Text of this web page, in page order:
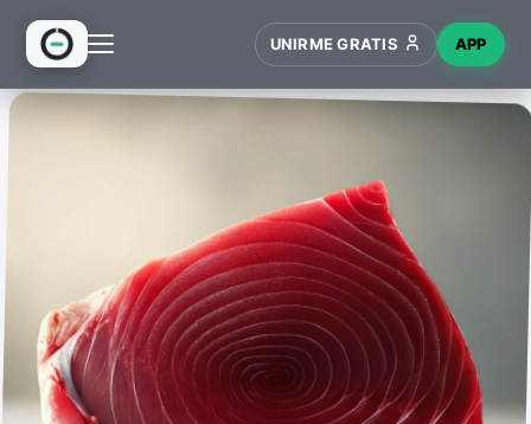
HUB
WIKI
NUEVO
UNIRME GRATIS APP